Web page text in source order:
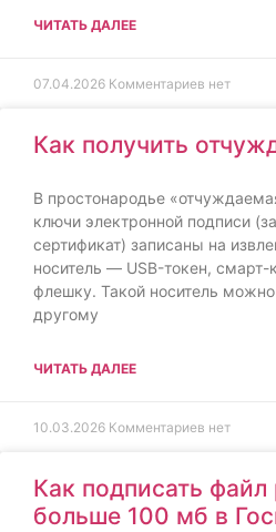
ЧИТАТЬ ДАЛЕЕ
07.04.2026 Комментариев нет
Как получить
В простонародье
ключи электронной подписи
сертификат) записаны на
носитель — USB-токен,
флешку. Такой носитель
другому
ЧИТАТЬ ДАЛЕЕ
10.03.2026 Комментариев нет
Как подписать
больше 100 мб в